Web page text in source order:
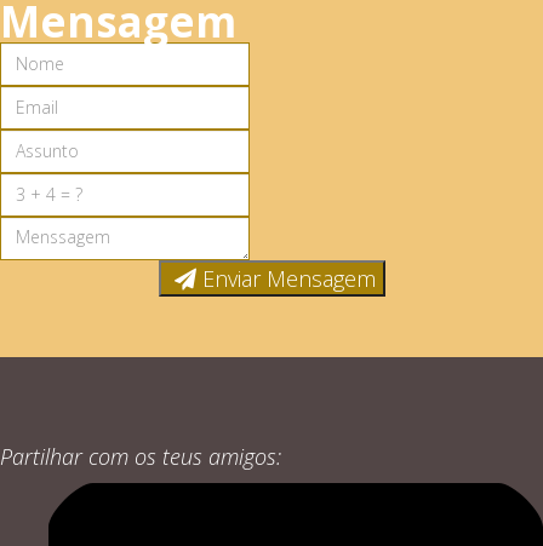
Mensagem
Enviar Mensagem
Partilhar com os teus amigos: